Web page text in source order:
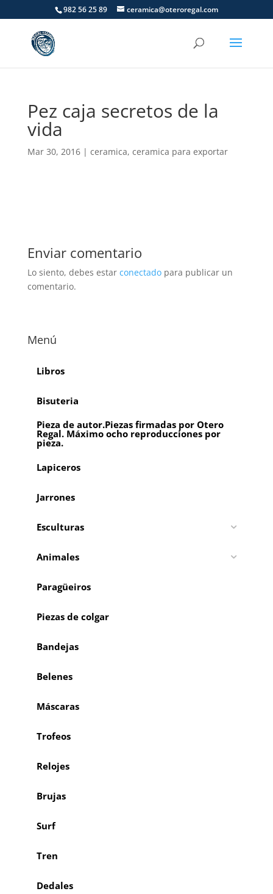
982 56 25 89 ceramica@oteroregal.com
Pez caja secretos de la
vida
Mar 30, 2016| ceramica, ceramica para exportar
Enviar comentario
Lo siento, debes estar conectadopara publicar un
comentario.
Menú
Libros
Bisuteria
Pieza de autor.Piezas firmadas por Otero
Regal. Máximo ocho reproducciones por
pieza.
Lapiceros
Jarrones
Esculturas
Animales
Paragüeiros
Piezas de colgar
Bandejas
Belenes
Máscaras
Trofeos
Relojes
Brujas
Surf
Tren
Dedales